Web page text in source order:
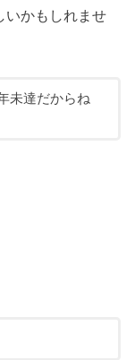
いかもしれませ
未達だからね